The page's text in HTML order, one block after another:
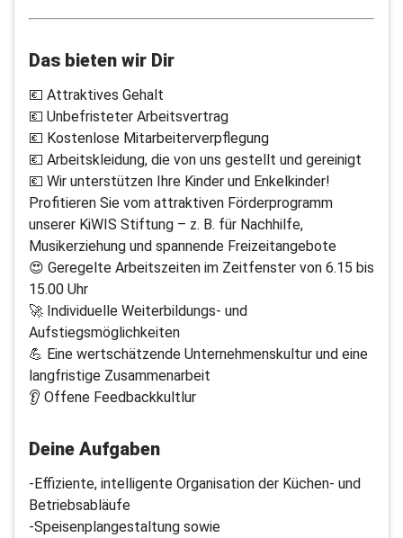
Das bieten wir Dir
💶 Attraktives Gehalt
💶 Unbefristeter Arbeitsvertrag
💶 Kostenlose Mitarbeiterverpflegung
💶 Arbeitskleidung, die von uns gestellt und gereinigt
💶 Wir unterstützen Ihre Kinder und Enkelkinder!
Profitieren Sie vom attraktiven Förderprogramm
unserer KiWIS Stiftung – z. B. für Nachhilfe,
Musikerziehung und spannende Freizeitangebote
😍 Geregelte Arbeitszeiten im Zeitfenster von 6.15 bis
15.00 Uhr
🚀 Individuelle Weiterbildungs- und
Aufstiegsmöglichkeiten
💪 Eine wertschätzende Unternehmenskultur und eine
langfristige Zusammenarbeit
👂 Offene Feedbackkultlur
Deine Aufgaben
-Effiziente, intelligente Organisation der Küchen- und
Betriebsabläufe
-Speisenplangestaltung sowie